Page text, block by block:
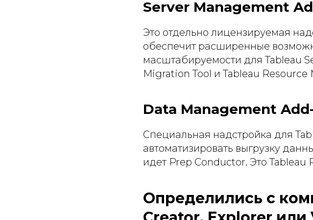
Server Management
Это отдельно лицензируемая
обеспечит расширенные
масштабируемости для Tableau
Migration Tool и Tableau Resource
Data Management
Специальная надстройка для
автоматизировать выгрузку
идет Prep Conductor. Это Tableau
Определились с